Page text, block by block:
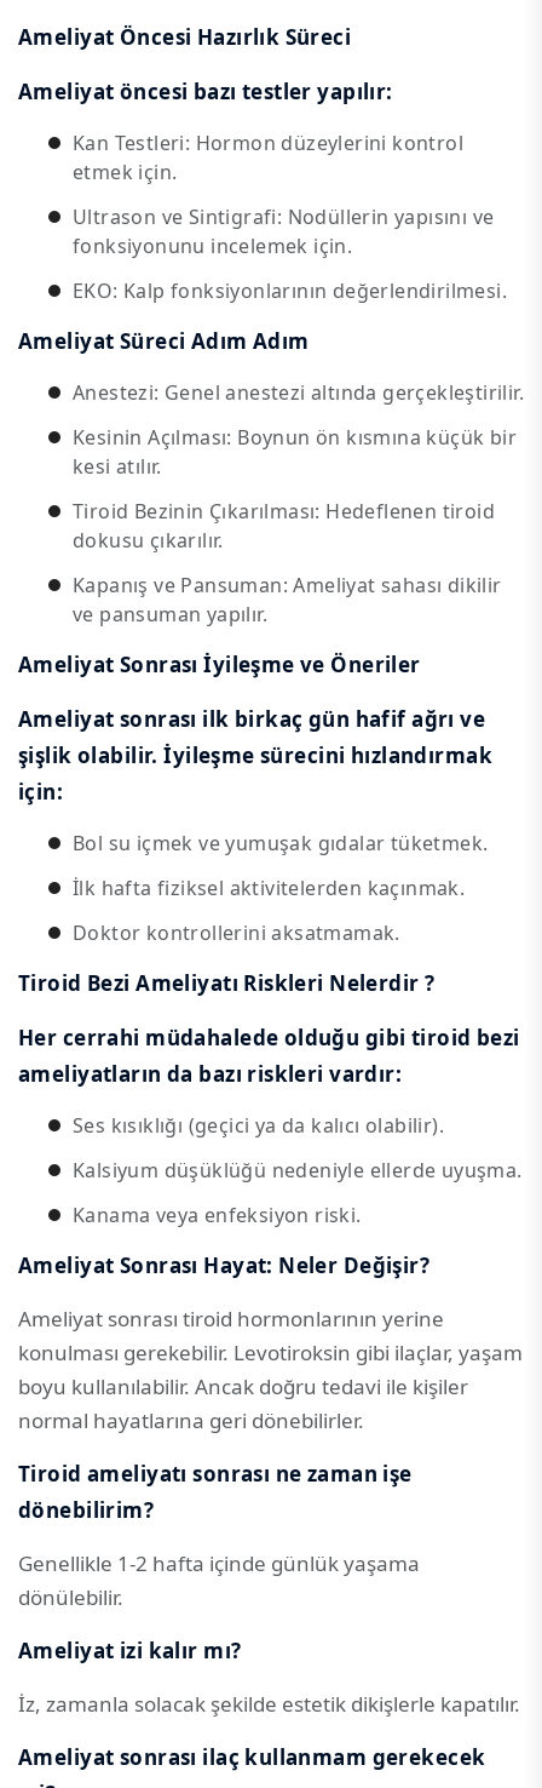
Ameliyat Öncesi Hazırlık Süreci
Ameliyat öncesi bazı testler yapılır:
Kan Testleri: Hormon düzeylerini kontrol
etmek için.
Ultrason ve Sintigrafi: Nodüllerin yapısını ve
fonksiyonunu incelemek için.
EKO: Kalp fonksiyonlarının değerlendirilmesi.
Ameliyat Süreci Adım Adım
Anestezi: Genel anestezi altında gerçekleştirilir.
Kesinin Açılması: Boynun ön kısmına küçük bir
kesi atılır.
Tiroid Bezinin Çıkarılması: Hedeflenen tiroid
dokusu çıkarılır.
Kapanış ve Pansuman: Ameliyat sahası dikilir
ve pansuman yapılır.
Ameliyat Sonrası İyileşme ve Öneriler
Ameliyat sonrası ilk birkaç gün hafif ağrı ve
şişlik olabilir. İyileşme sürecini hızlandırmak
için:
Bol su içmek ve yumuşak gıdalar tüketmek.
İlk hafta fiziksel aktivitelerden kaçınmak.
Doktor kontrollerini aksatmamak.
Tiroid Bezi Ameliyatı Riskleri Nelerdir ?
Her cerrahi müdahalede olduğu gibi tiroid bezi
ameliyatların da bazı riskleri vardır:
Ses kısıklığı (geçici ya da kalıcı olabilir).
Kalsiyum düşüklüğü nedeniyle ellerde uyuşma.
Kanama veya enfeksiyon riski.
Ameliyat Sonrası Hayat: Neler Değişir?
Ameliyat sonrası tiroid hormonlarının yerine
konulması gerekebilir. Levotiroksin gibi ilaçlar, yaşam
boyu kullanılabilir. Ancak doğru tedavi ile kişiler
normal hayatlarına geri dönebilirler.
Tiroid ameliyatı sonrası ne zaman işe
dönebilirim?
Genellikle 1-2 hafta içinde günlük yaşama
dönülebilir.
Ameliyat izi kalır mı?
İz, zamanla solacak şekilde estetik dikişlerle kapatılır.
Ameliyat sonrası ilaç kullanmam gerekecek